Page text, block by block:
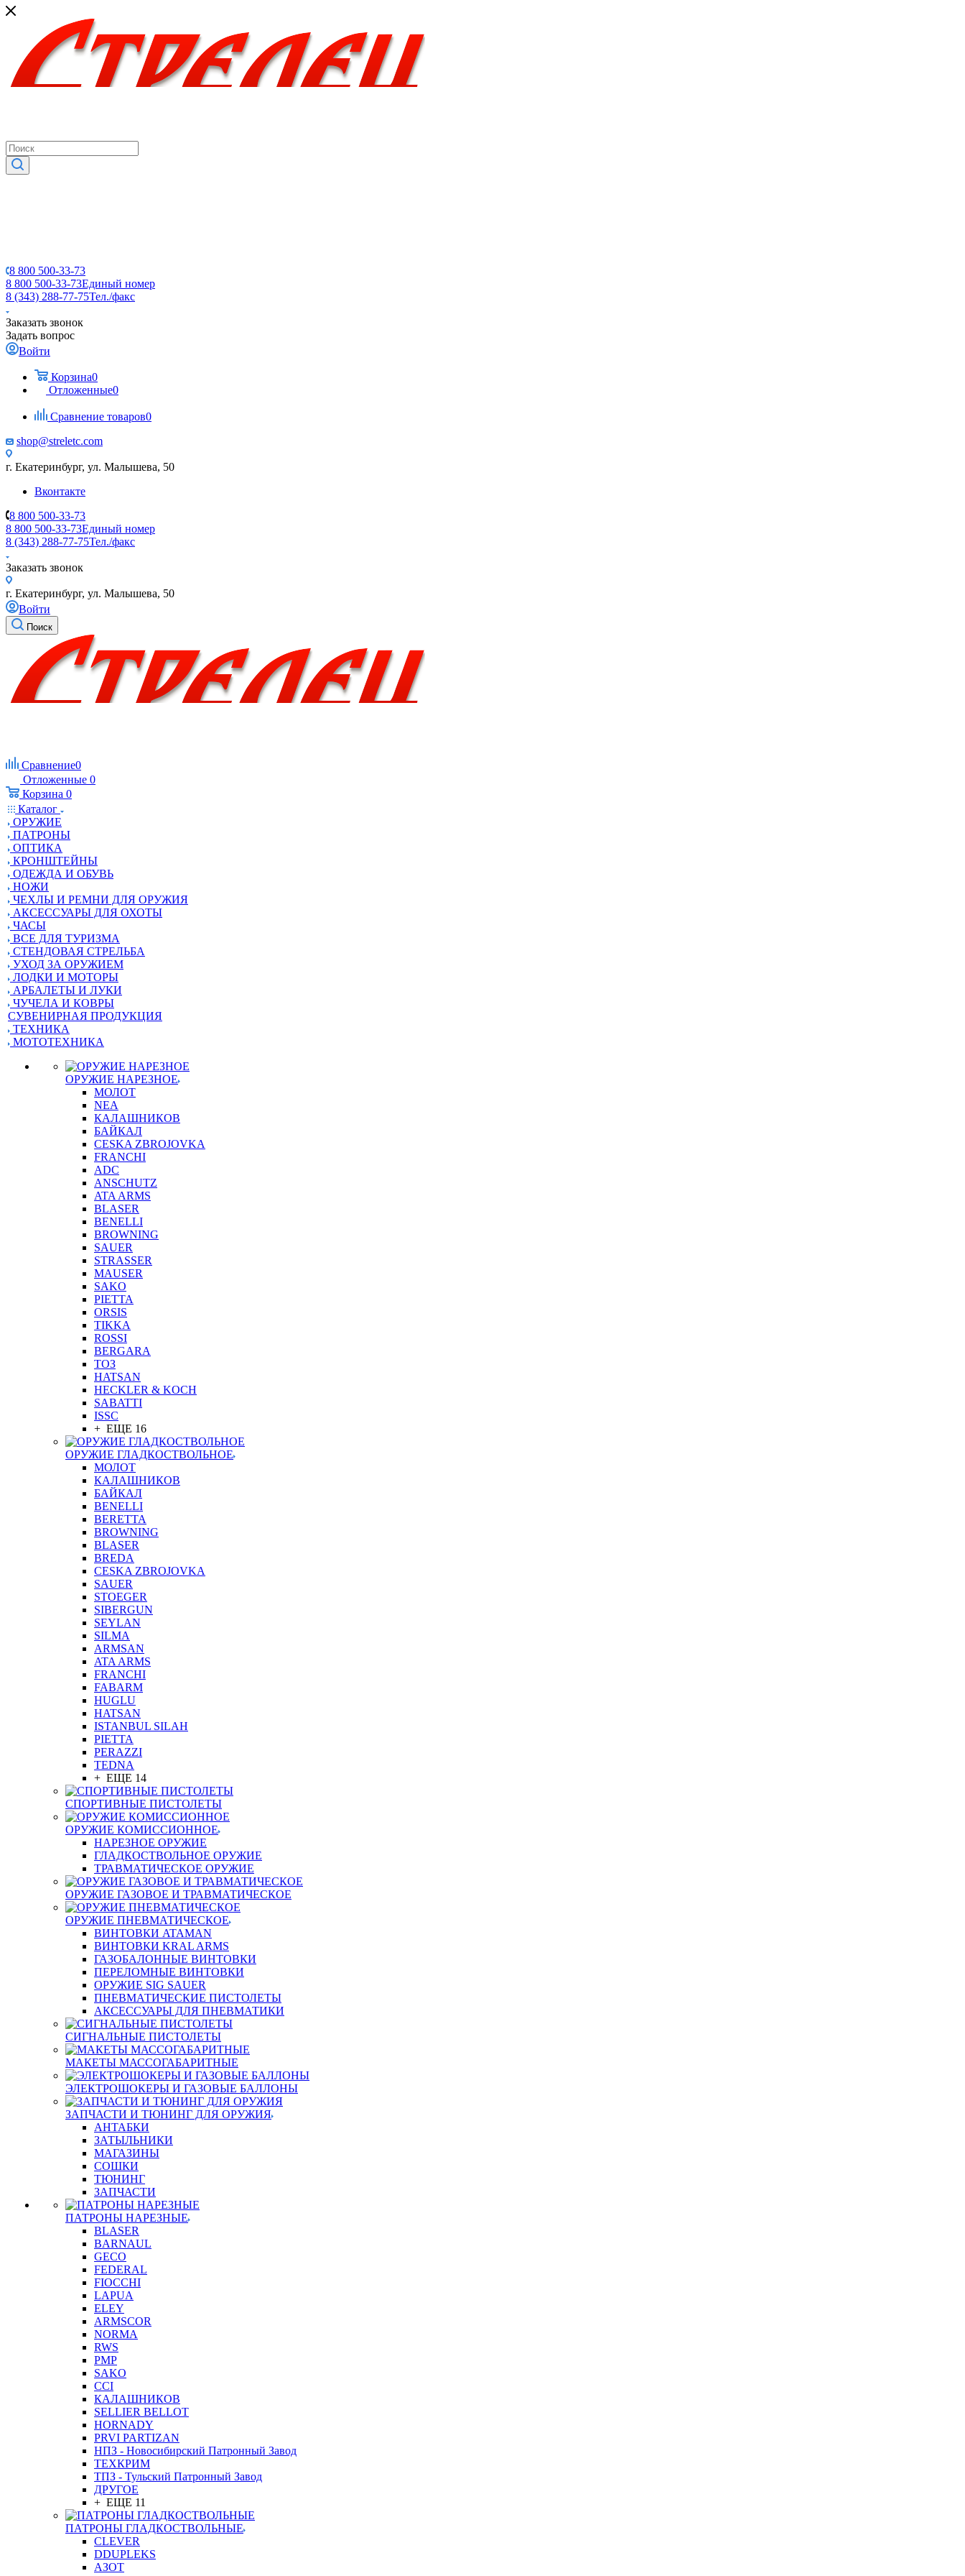
8 800 500-33-73
8 800 500-33-73Единый номер
8 (343) 288-77-75Тел./факс
Заказать звонок
Задать вопрос
Войти
Корзина0
Отложенные0
Сравнение товаров0
shop@streletc.com
г. Екатеринбург, ул. Малышева, 50
Вконтакте
8 800 500-33-73
8 800 500-33-73Единый номер
8 (343) 288-77-75Тел./факс
Заказать звонок
г. Екатеринбург, ул. Малышева, 50
Войти
Поиск
Сравнение0
Отложенные 0
Корзина 0
Каталог
ОРУЖИЕ
ПАТРОНЫ
ОПТИКА
КРОНШТЕЙНЫ
ОДЕЖДА И ОБУВЬ
НОЖИ
ЧЕХЛЫ И РЕМНИ ДЛЯ ОРУЖИЯ
АКСЕССУАРЫ ДЛЯ ОХОТЫ
ЧАСЫ
ВСЕ ДЛЯ ТУРИЗМА
СТЕНДОВАЯ СТРЕЛЬБА
УХОД ЗА ОРУЖИЕМ
ЛОДКИ И МОТОРЫ
АРБАЛЕТЫ И ЛУКИ
ЧУЧЕЛА И КОВРЫ
СУВЕНИРНАЯ ПРОДУКЦИЯ
ТЕХНИКА
МОТОТЕХНИКА
ОРУЖИЕ НАРЕЗНОЕ
МОЛОТ
NEA
КАЛАШНИКОВ
БАЙКАЛ
CESKA ZBROJOVKA
FRANCHI
ADC
ANSCHUTZ
ATA ARMS
BLASER
BENELLI
BROWNING
SAUER
STRASSER
MAUSER
SAKO
PIETTA
ORSIS
TIKKA
ROSSI
BERGARA
ТОЗ
HATSAN
HECKLER & KOCH
SABATTI
ISSC
+ ЕЩЕ 16
ОРУЖИЕ ГЛАДКОСТВОЛЬНОЕ
МОЛОТ
КАЛАШНИКОВ
БАЙКАЛ
BENELLI
BERETTA
BROWNING
BLASER
BREDA
CESKA ZBROJOVKA
SAUER
STOEGER
SIBERGUN
SEYLAN
SILMA
ARMSAN
ATA ARMS
FRANCHI
FABARM
HUGLU
HATSAN
ISTANBUL SILAH
PIETTA
PERAZZI
TEDNA
+ ЕЩЕ 14
СПОРТИВНЫЕ ПИСТОЛЕТЫ
ОРУЖИЕ КОМИССИОННОЕ
НАРЕЗНОЕ ОРУЖИЕ
ГЛАДКОСТВОЛЬНОЕ ОРУЖИЕ
ТРАВМАТИЧЕСКОЕ ОРУЖИЕ
ОРУЖИЕ ГАЗОВОЕ И ТРАВМАТИЧЕСКОЕ
ОРУЖИЕ ПНЕВМАТИЧЕСКОЕ
ВИНТОВКИ ATAMAN
ВИНТОВКИ KRAL ARMS
ГАЗОБАЛОННЫЕ ВИНТОВКИ
ПЕРЕЛОМНЫЕ ВИНТОВКИ
ОРУЖИЕ SIG SAUER
ПНЕВМАТИЧЕСКИЕ ПИСТОЛЕТЫ
АКСЕССУАРЫ ДЛЯ ПНЕВМАТИКИ
СИГНАЛЬНЫЕ ПИСТОЛЕТЫ
МАКЕТЫ МАССОГАБАРИТНЫЕ
ЭЛЕКТРОШОКЕРЫ И ГАЗОВЫЕ БАЛЛОНЫ
ЗАПЧАСТИ И ТЮНИНГ ДЛЯ ОРУЖИЯ
АНТАБКИ
ЗАТЫЛЬНИКИ
МАГАЗИНЫ
СОШКИ
ТЮНИНГ
ЗАПЧАСТИ
ПАТРОНЫ НАРЕЗНЫЕ
BLASER
BARNAUL
GEСO
FEDERAL
FIOCCHI
LAPUA
ELEY
ARMSCOR
NORMA
RWS
PMP
SAKO
CCI
КАЛАШНИКОВ
SELLIER BELLOT
HORNADY
PRVI PARTIZAN
НПЗ - Новосибирский Патронный Завод
ТЕХКРИМ
ТПЗ - Тульский Патронный Завод
ДРУГОЕ
+ ЕЩЕ 11
ПАТРОНЫ ГЛАДКОСТВОЛЬНЫЕ
CLEVER
DDUPLEKS
АЗОТ